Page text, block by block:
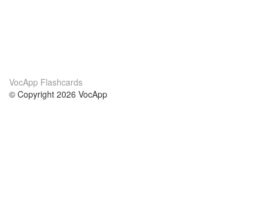
VocApp Flashcards
© Copyright 2026 VocApp